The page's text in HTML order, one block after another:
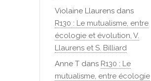
Violaine Llaurens dans
R130 : Le mutualisme, entre
écologie et évolution, V.
Llaurens et S. Billiard
Anne T dans R130 : Le
mutualisme, entre écologie